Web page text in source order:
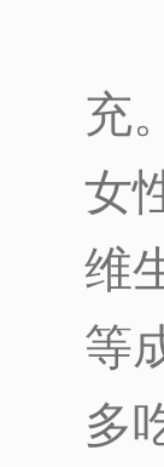
充
女
维
等
多